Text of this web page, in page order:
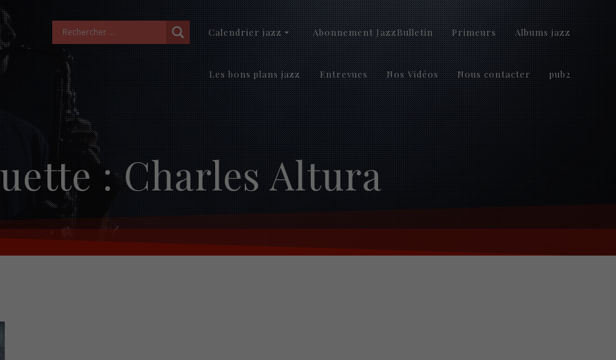
Calendrier jazz Abonnement JazzBulletin Primeurs Albums jazz
Les bons plans jazz Entrevues Nos Vidéos Nous contacter pub2
:Charles Altura